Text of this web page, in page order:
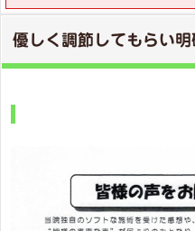
優しく調節してもらい明